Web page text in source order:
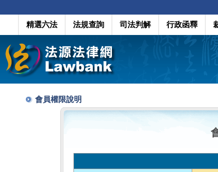
精選六法 法規查詢 司法判解 行政函釋
會員權限說明